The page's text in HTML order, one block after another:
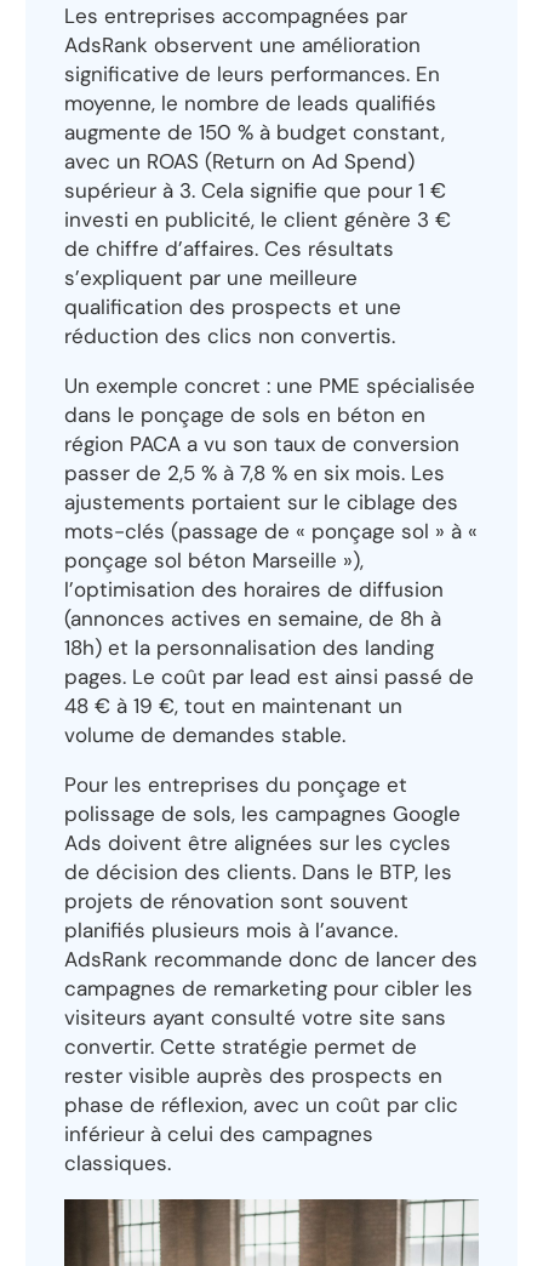
Les entreprises accompagnées par
AdsRank observent une amélioration
significative de leurs performances. En
moyenne, le nombre de leads qualifiés
augmente de 150 % à budget constant,
avec un ROAS (Return on Ad Spend)
supérieur à 3. Cela signifie que pour 1 €
investi en publicité, le client génère 3 €
de chiffre d’affaires. Ces résultats
s’expliquent par une meilleure
qualification des prospects et une
réduction des clics non convertis.
Un exemple concret : une PME spécialisée
dans le ponçage de sols en béton en
région PACA a vu son taux de conversion
passer de 2,5 % à 7,8 % en six mois. Les
ajustements portaient sur le ciblage des
mots-clés (passage de « ponçage sol » à «
ponçage sol béton Marseille »),
l’optimisation des horaires de diffusion
(annonces actives en semaine, de 8h à
18h) et la personnalisation des landing
pages. Le coût par lead est ainsi passé de
48 € à 19 €, tout en maintenant un
volume de demandes stable.
Pour les entreprises du ponçage et
polissage de sols, les campagnes Google
Ads doivent être alignées sur les cycles
de décision des clients. Dans le BTP, les
projets de rénovation sont souvent
planifiés plusieurs mois à l’avance.
AdsRank recommande donc de lancer des
campagnes de remarketing pour cibler les
visiteurs ayant consulté votre site sans
convertir. Cette stratégie permet de
rester visible auprès des prospects en
phase de réflexion, avec un coût par clic
inférieur à celui des campagnes
classiques.